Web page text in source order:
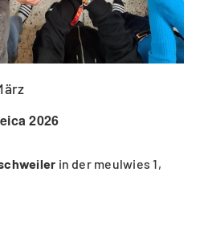
2026
in der meulwies 1,